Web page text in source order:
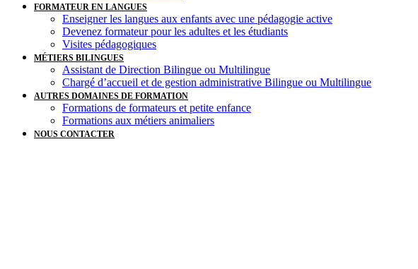
FORMATEUR EN LANGUES
Enseigner les langues aux enfants avec une pédagogie active
Devenez formateur pour les adultes et les étudiants
Visites pédagogiques
MÉTIERS BILINGUES
Assistant de Direction Bilingue ou Multilingue
Chargé d’accueil et de gestion administrative Bilingue ou Multilingue
AUTRES DOMAINES DE FORMATION
Formations de formateurs et petite enfance
Formations aux métiers animaliers
NOUS CONTACTER